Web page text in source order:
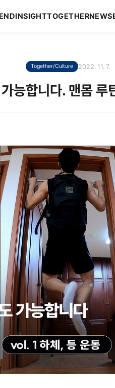
INSIGHTTOGETHERNEWS
Together/Culture 2022. 11. 7.
능합니다. 맨몸